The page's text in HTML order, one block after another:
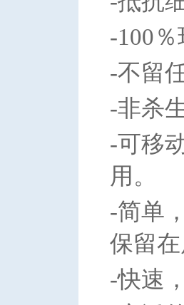
-100
-不留
-非杀
-可移
用。
-简单
保留
-快速